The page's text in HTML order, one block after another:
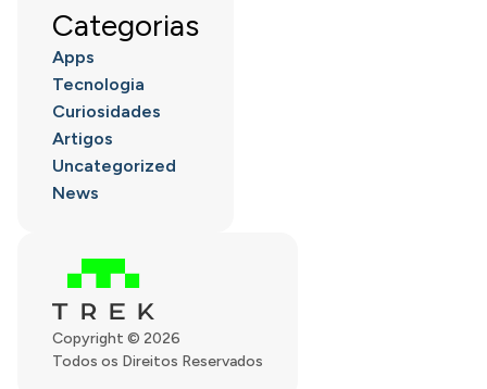
Copyright © 2026
Todos os Direitos Reservados
Categorias
Apps
Tecnologia
Curiosidades
Artigos
Uncategorized
News